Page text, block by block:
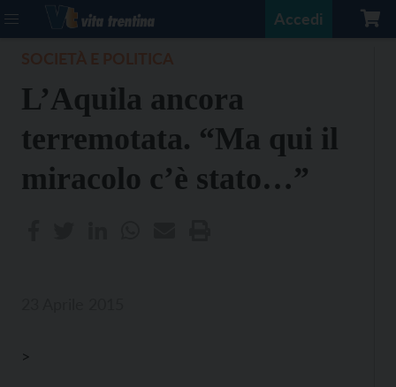
Accedi
L’Aquila ancora
terremotata. “Ma qui il
miracolo c’è stato…”
>